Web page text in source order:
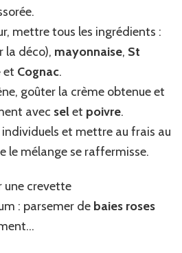
mettre tous les ingrédients :
la déco), mayonnaise, St
et Cognac.
goûter la crème obtenue et
avec selet poivre.
individuels et mettre au frais au
le mélange se raffermisse.
une crevette
: parsemer de baies roses